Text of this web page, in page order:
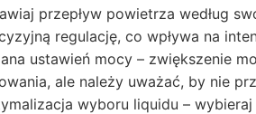
przepływ powietrza według
regulację, co wpływa na
ustawień mocy – zwiększenie
ale należy uważać, by nie
wyboru liquidu –